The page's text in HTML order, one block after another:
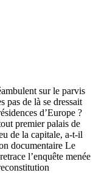
sur le parvis
pas de là se dressait
d’Europe ?
premier palais de
de la capitale, a-t-il
documentaire Le
l’enquête menée